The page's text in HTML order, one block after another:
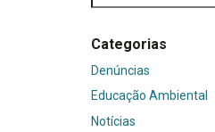
Categorias
Denúncias
Educação Ambiental
Notícias